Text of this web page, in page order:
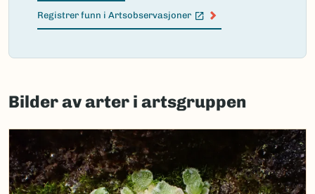
Registrer funn i Artsobservasjoner
(Ekstern lenke)
Failed
load
map.
Bilder av arter i artsgruppen